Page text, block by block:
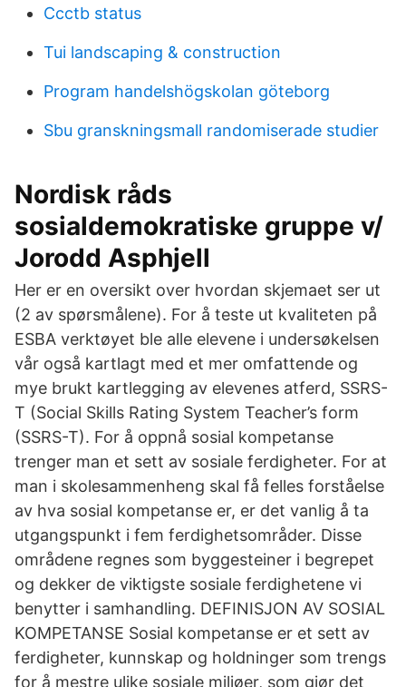
Ccctb status
Tui landscaping & construction
Program handelshögskolan göteborg
Sbu granskningsmall randomiserade studier
Nordisk råds
sosialdemokratiske gruppe v/
Jorodd Asphjell
Her er en oversikt over hvordan skjemaet ser ut
(2 av spørsmålene). For å teste ut kvaliteten på
ESBA verktøyet ble alle elevene i undersøkelsen
vår også kartlagt med et mer omfattende og
mye brukt kartlegging av elevenes atferd, SSRS-
T (Social Skills Rating System Teacher’s form
(SSRS-T). For å oppnå sosial kompetanse
trenger man et sett av sosiale ferdigheter. For at
man i skolesammenheng skal få felles forståelse
av hva sosial kompetanse er, er det vanlig å ta
utgangspunkt i fem ferdighetsområder. Disse
områdene regnes som byggesteiner i begrepet
og dekker de viktigste sosiale ferdighetene vi
benytter i samhandling. DEFINISJON AV SOSIAL
KOMPETANSE Sosial kompetanse er et sett av
ferdigheter, kunnskap og holdninger som trengs
for å mestre ulike sosiale miljøer, som gjør det